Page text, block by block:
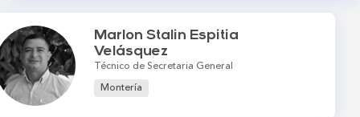
Marlon Stalin Espitia
Velásquez
Técnico de Secretaria General
Montería